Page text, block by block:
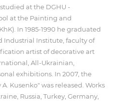
at the DGHU -
at the Painting and
In 1985-1990 he graduated
Industrial Institute, faculty of
artist of decorative art
All-Ukrainian,
exhibitions. In 2007, the
Kusenko" was released. Works
Russia, Turkey, Germany,